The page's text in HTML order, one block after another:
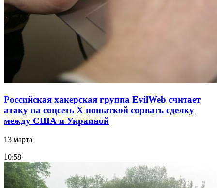
Российская хакерская группа EvilWeb считает
атаку на соцсеть Х попыткой сорвать сделку
между США и Украиной
13 марта
10:58